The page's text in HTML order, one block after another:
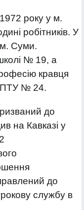
року у м.
робітників. У
м. Суми.
№ 19, а
кравця
ПТУ № 24.
до
на Кавказі у
до
службу в